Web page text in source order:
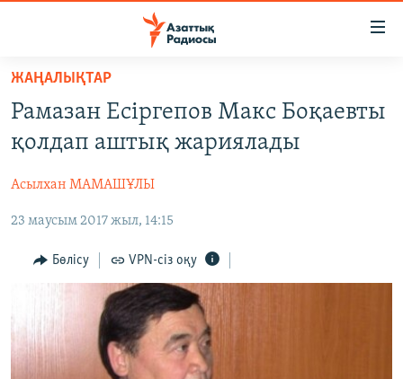
Skip
main
content
to
Navigation
ҚАҢТАР ОҚИҒАСЫ
АДАМ ҚҰҚЫҚТАРЫ
ӘЛЕУМЕТ
АРНАЙЫ ЖОБАЛАР
Русский
ЖАҢАЛЫҚТАР
Рамазан Есіргепов Макс Боқаевты
қолдап аштық жариялады
Асылхан МАМАШҰЛЫ
23 маусым 2017 жыл, 14:15
Бөлісу VPN-сіз оқу